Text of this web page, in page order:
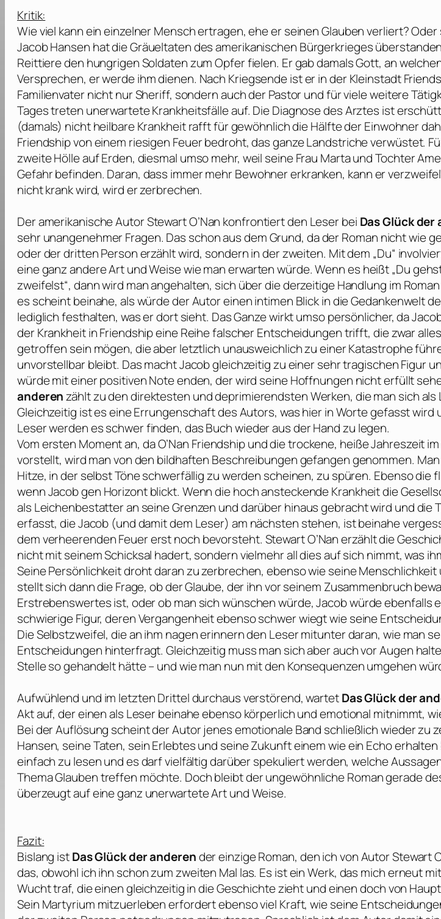
Kritik:
Wie viel kann ein einzelner Mensch ertragen, ehe er seinen Glauben verliert?
Jacob Hansen hat die Gräueltaten des amerikanischen Bürgerkrieges
Reittiere den hungrigen Soldaten zum Opfer fielen. Er gab damals Gott, an
Versprechen, er werde ihm dienen. Nach Kriegsende ist er in der Kleinstadt
Familienvater nicht nur Sheriff, sondern auch der Pastor und für viele weitere
Tages treten unerwartete Krankheitsfälle auf. Die Diagnose des Arztes ist
(damals) nicht heilbare Krankheit rafft für gewöhnlich die Hälfte der Einwohner
Friendship von einem riesigen Feuer bedroht, das ganze Landstriche verwüstet.
zweite Hölle auf Erden, diesmal umso mehr, weil seine Frau Marta und Tochter
Gefahr befinden. Daran, dass immer mehr Bewohner erkranken, kann er
nicht krank wird, wird er zerbrechen.
Der amerikanische AutorStewart O’Nan konfrontiert den Leser bei Das Glück der
sehr unangenehmer Fragen. Das schon aus dem Grund, da der Roman nicht wie
oder der dritten Person erzählt wird, sondern in der zweiten. Mit dem „Du“
eine ganz andere Art und Weise wie man erwarten würde. Wenn es heißt „Du
zweifelst“, dann wird man angehalten, sich über die derzeitige Handlung im
es scheint beinahe, als würde der Autor einen intimen Blick in die Gedankenwelt
lediglich festhalten, was er dort sieht. Das Ganze wirkt umso persönlicher, da
der Krankheit in Friendship eine Reihe falscher Entscheidungen trifft, die zwar
getroffen sein mögen, die aber letztlich unausweichlich zu einer Katastrophe
unvorstellbar bleibt. Das macht Jacob gleichzeitig zu einer sehr tragischen Figur
würde mit einer positiven Note enden, der wird seine Hoffnungen nicht erfüllt
anderenzählt zu den direktesten und deprimierendsten Werken, die man sich als
Gleichzeitig ist es eine Errungenschaft des Autors, was hier in Worte gefasst wird
Leser werden es schwer finden, das Buch wieder aus der Hand zu legen.
Vom ersten Moment an, daO’Nan Friendship und die trockene, heiße Jahreszeit
vorstellt, wird man von den bildhaften Beschreibungen gefangen genommen.
Hitze, in der selbst Töne schwerfällig zu werden scheinen, zu spüren. Ebenso die
wenn Jacob gen Horizont blickt. Wenn die hoch ansteckende Krankheit die
als Leichenbestatter an seine Grenzen und darüber hinaus gebracht wird und die
erfasst, die Jacob (und damit dem Leser) am nächsten stehen, ist beinahe
dem verheerenden Feuer erst noch bevorsteht. Stewart O’Nanerzählt die
nicht mit seinem Schicksal hadert, sondern vielmehr all dies auf sich nimmt, was
Seine Persönlichkeit droht daran zu zerbrechen, ebenso wie seine Menschlichkeit
stellt sich dann die Frage, ob der Glaube, der ihn vor seinem Zusammenbruch
Erstrebenswertes ist, oder ob man sich wünschen würde, Jacob würde ebenfalls
schwierige Figur, deren Vergangenheit ebenso schwer wiegt wie seine
Die Selbstzweifel, die an ihm nagen erinnern den Leser mitunter daran, wie man
Entscheidungen hinterfragt. Gleichzeitig muss man sich aber auch vor Augen
Stelle so gehandelt hätte – und wie man nun mit den Konsequenzen umgehen
Aufwühlend und im letzten Drittel durchaus verstörend, wartetDas Glück der
Akt auf, der einen als Leser beinahe ebenso körperlich und emotional mitnimmt,
Bei der Auflösung scheint der Autor jenes emotionale Band schließlich wieder zu
Hansen, seine Taten, sein Erlebtes und seine Zukunft einem wie ein Echo
einfach zu lesen und es darf vielfältig darüber spekuliert werden, welche
Thema Glauben treffen möchte. Doch bleibt der ungewöhnliche Roman gerade
überzeugt auf eine ganz unerwartete Art und Weise.
Fazit:
Bislang istDas Glück der anderender einzige Roman, den ich von AutorStewart
das, obwohl ich ihn schon zum zweiten Mal las. Es ist ein Werk, das mich erneut
Wucht traf, die einen gleichzeitig in die Geschichte zieht und einen doch von
Sein Martyrium mitzuerleben erfordert ebenso viel Kraft, wie seine